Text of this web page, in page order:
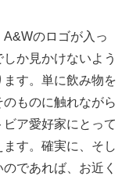
のロゴが入っ
か見かけないよう
す。単に飲み物を
ものに触れながら
ア愛好家にとって
す。確実に、そし
であれば、お近く